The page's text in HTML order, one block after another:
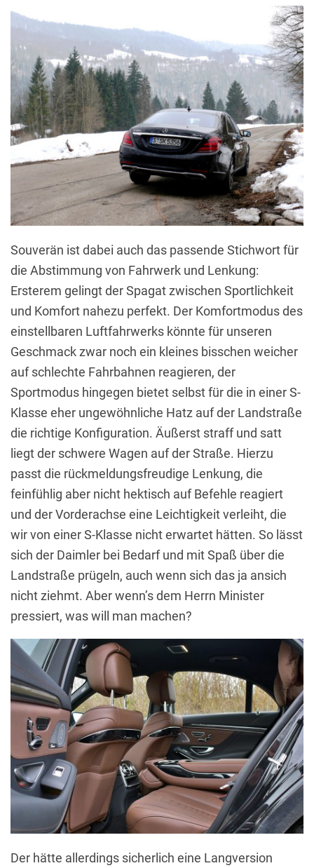
Souverän ist dabei auch das passende Stichwort für
die Abstimmung von Fahrwerk und Lenkung:
Ersterem gelingt der Spagat zwischen Sportlichkeit
und Komfort nahezu perfekt. Der Komfortmodus des
einstellbaren Luftfahrwerks könnte für unseren
Geschmack zwar noch ein kleines bisschen weicher
auf schlechte Fahrbahnen reagieren, der
Sportmodus hingegen bietet selbst für die in einer S-
Klasse eher ungewöhnliche Hatz auf der Landstraße
die richtige Konfiguration. Äußerst straff und satt
liegt der schwere Wagen auf der Straße. Hierzu
passt die rückmeldungsfreudige Lenkung, die
feinfühlig aber nicht hektisch auf Befehle reagiert
und der Vorderachse eine Leichtigkeit verleiht, die
wir von einer S-Klasse nicht erwartet hätten. So lässt
sich der Daimler bei Bedarf und mit Spaß über die
Landstraße prügeln, auch wenn sich das ja ansich
nicht ziehmt. Aber wenn’s dem Herrn Minister
pressiert, was will man machen?
Der hätte allerdings sicherlich eine Langversion